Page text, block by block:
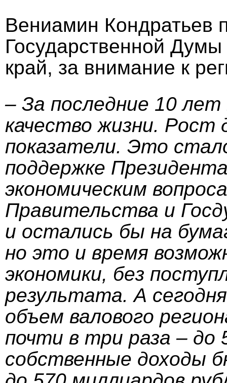
Вениамин Кондратьев
Государственной
край, за внимание к
– За последние 10
качество жизни.
показатели. Это
поддержке
экономическим
Правительства и
и остались бы на
но это и время
экономики, без
результата. А
объем валового
почти в три раза – до
собственные доходы